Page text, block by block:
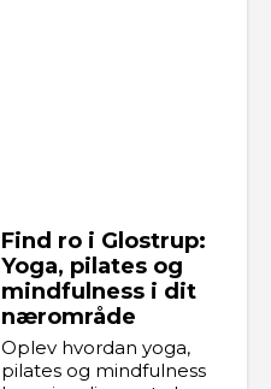
Find ro i Glostrup:
Yoga, pilates og
mindfulness i dit
nærområde
Oplev hvordan yoga,
pilates og mindfulness